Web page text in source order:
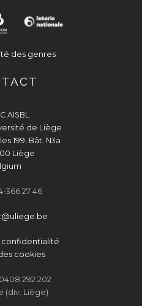
des genres
AISBL
de Liège
199, Bât. N3a
Liège
366 27 46
cookies
292 202
(div. Liège)